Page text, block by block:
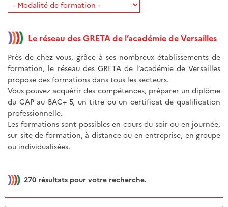
Le réseau des GRETA de l’académie de Versailles
Près de chez vous, grâce à ses nombreux établissements de
formation, le réseau des GRETA de l’académie de Versailles
propose des formations dans tous les secteurs.
Vous pouvez acquérir des compétences, préparer un diplôme
du CAP au BAC+ 5, un titre ou un certificat de qualification
professionnelle.
Les formations sont possibles en cours du soir ou en journée,
sur site de formation, à distance ou en entreprise, en groupe
ou individualisées.
270 résultats pour votre recherche.